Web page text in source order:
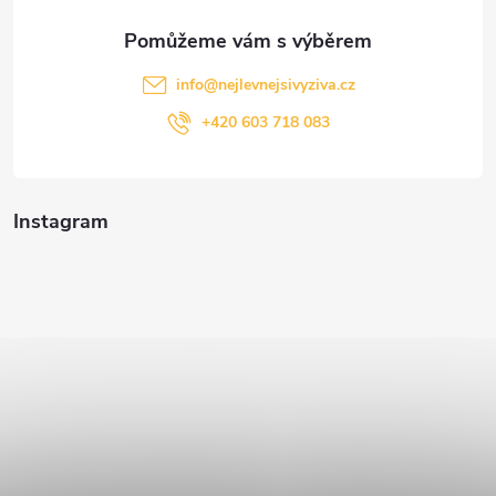
Instagram
info@nejlevnejsivyziva.cz
+420 603 718 083